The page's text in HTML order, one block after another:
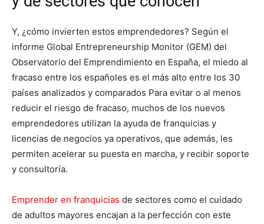
Y, ¿cómo invierten estos emprendedores? Según el
informe Global Entrepreneurship Monitor (GEM) del
Observatorio del Emprendimiento en España, el miedo al
fracaso entre los españoles es el más alto entre los 30
países analizados y comparados Para evitar o al menos
reducir el riesgo de fracaso, muchos de los nuevos
emprendedores utilizan la ayuda de franquicias y
licencias de negocios ya operativos, que además, les
permiten acelerar su puesta en marcha, y recibir soporte
y consultoría.
Emprender en franquicias de sectores como el cuidado
de adultos mayores encajan a la perfección con este